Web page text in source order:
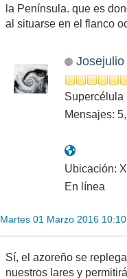
la Península. que es
al situarse en el flanco
Josejulio
Supercélula
Mensajes:
Ubicación:
En línea
Martes 01 Marzo 2016
Sí, el azoreño se
nuestros lares y